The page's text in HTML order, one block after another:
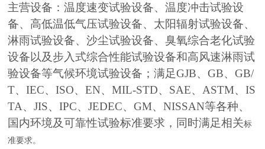
主营设备：温度速变试验设备、温度冲击试验设
备、高低温低气压试验设备、太阳辐射试验设备、
淋雨试验设备、沙尘试验设备、臭氧综合老化试验
设备以及步入式综合性能试验设备和高风速淋雨试
验设备等气候环境试验设备；满足GJB、GB、GB/
T、IEC、ISO、EN、MIL-STD、SAE、ASTM、IS
TA、JIS、IPC、JEDEC、GM、NISSAN等各种、
国内环境及可靠性试验标准要求，同时满足相关标
准要求。